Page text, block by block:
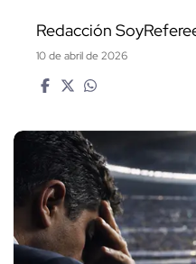
Redacción
10 de abril de 2026